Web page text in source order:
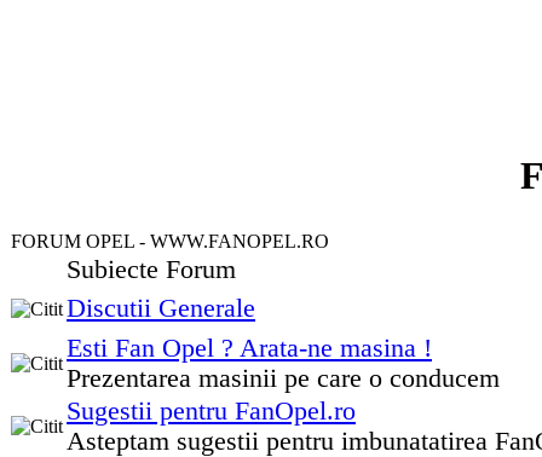
FORUM OPEL - WWW.FANOPEL.RO
Subiecte Forum
Discutii Generale
Esti Fan Opel ? Arata-ne masina !
Prezentarea masinii pe care o conducem
Sugestii pentru FanOpel.ro
Asteptam sugestii pentru imbunatatirea